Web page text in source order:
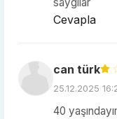
Cevapla
can türk
25.12.2025
40